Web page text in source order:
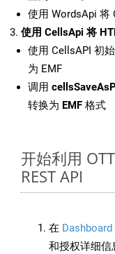
使用 WordsApi 将
使用 CellsApi 将
使用 CellsAPI 初
为 EMF
调用
转换为 EMF 格式
开始利用
REST API
在 Dashboard
和授权详细信